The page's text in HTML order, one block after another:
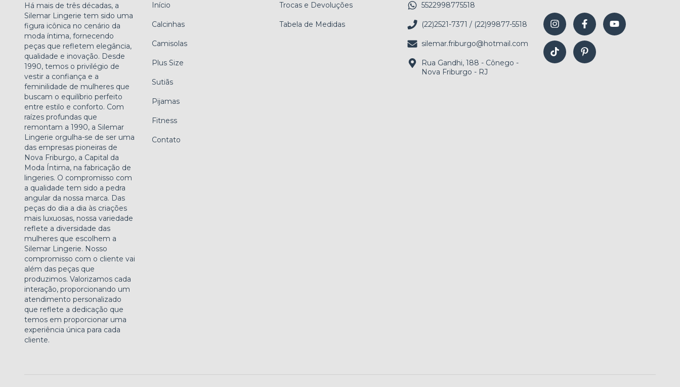
Há mais de três décadas, a
Silemar Lingerie tem sido uma
figura icônica no cenário da
moda íntima, fornecendo
peças que refletem elegância,
qualidade e inovação. Desde
1990, temos o privilégio de
vestir a confiança e a
feminilidade de mulheres que
buscam o equilíbrio perfeito
entre estilo e conforto. Com
raízes profundas que
remontam a 1990, a Silemar
Lingerie orgulha-se de ser uma
das empresas pioneiras de
Nova Friburgo, a Capital da
Moda Íntima, na fabricação de
lingeries. O compromisso com
a qualidade tem sido a pedra
angular da nossa marca. Das
peças do dia a dia às criações
mais luxuosas, nossa variedade
reflete a diversidade das
mulheres que escolhem a
Silemar Lingerie. Nosso
compromisso com o cliente vai
além das peças que
produzimos. Valorizamos cada
interação, proporcionando um
atendimento personalizado
que reflete a dedicação que
temos em proporcionar uma
experiência única para cada
cliente.
Início
Calcinhas
Camisolas
Plus Size
Sutiãs
Pijamas
Fitness
Contato
Trocas e Devoluções
Tabela de Medidas
5522998775518
(22)2521-7371 / (22)99877-5518
silemar.friburgo@hotmail.com
Rua Gandhi, 188 - Cônego -
Nova Friburgo - RJ